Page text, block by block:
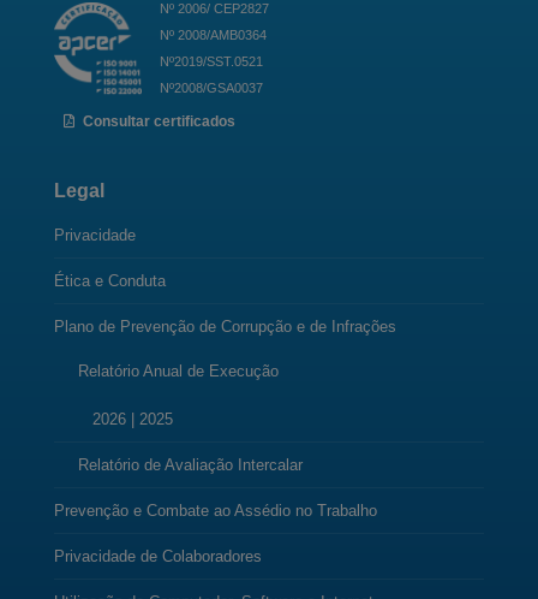
Nº 2006/ CEP2827
Nº 2008/AMB0364
Nº2019/SST.0521
Nº2008/GSA0037
Consultar certificados
Legal
Privacidade
Ética e Conduta
Plano de Prevenção de Corrupção e de Infrações
Relatório Anual de Execução
2026| 2025
Relatório de Avaliação Intercalar
Prevenção e Combate ao Assédio no Trabalho
Privacidade de Colaboradores